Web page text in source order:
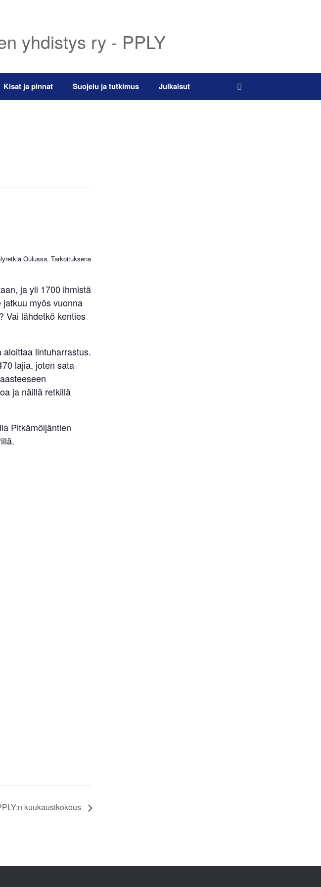
yhdistys ry - PPLY
Kisat ja pinnat Suojelu ja tutkimus Julkaisut
Oulussa. Tarkoituksena
ja yli 1700 ihmistä
myös vuonna
Vai lähdetkö kenties
lintuharrastus.
lajia, joten sata
ja näillä retkillä
Pitkämöljäntien
kuukausikokous